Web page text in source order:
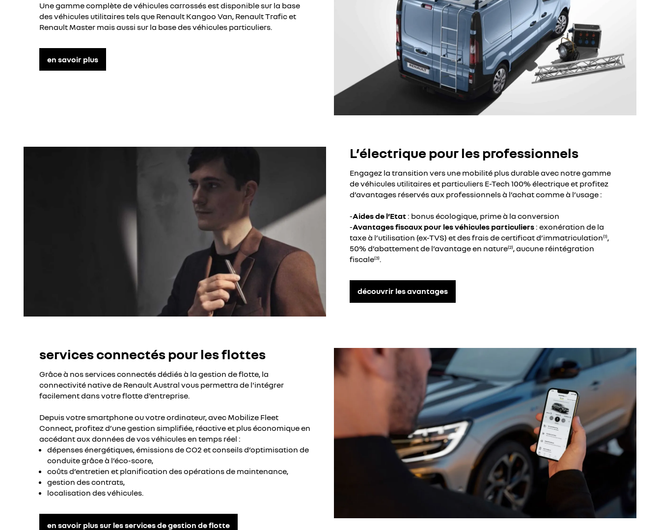
Une gamme complète de véhicules carrossés est disponible sur la base
des véhicules utilitaires tels que Renault Kangoo Van, Renault Trafic et
Renault Master mais aussi sur la base des véhicules particuliers.
en savoir plus
L’électrique pour les professionnels
Engagez la transition vers une mobilité plus durable avec notre gamme
de véhicules utilitaires et particuliers E-Tech 100% électrique et profitez
d’avantages réservés aux professionnels à l’achat comme à l’usage :
-Aides de l’Etat : bonus écologique, prime à la conversion
-Avantages fiscaux pour les véhicules particuliers : exonération de la
taxe à l’utilisation (ex-TVS) et des frais de certificat d’immatriculation(1),
50% d’abattement de l’avantage en nature(2), aucune réintégration
fiscale(3).
découvrir les avantages
services connectés pour les flottes
Grâce à nos services connectés dédiés à la gestion de flotte, la
connectivité native de Renault Austral vous permettra de l'intégrer
facilement dans votre flotte d'entreprise.
Depuis votre smartphone ou votre ordinateur, avec Mobilize Fleet
Connect, profitez d’une gestion simplifiée, réactive et plus économique en
accédant aux données de vos véhicules en temps réel :
dépenses énergétiques, émissions de CO2 et conseils d’optimisation de
conduite grâce à l’éco-score,
coûts d’entretien et planification des opérations de maintenance,
gestion des contrats,
localisation des véhicules.
en savoir plus sur les services de gestion de flotte